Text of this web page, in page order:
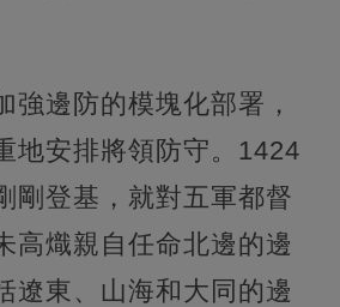
強邊防的模塊化部署，
地安排將領防守。1424
剛登基，就對五軍都督
高熾親自任命北邊的邊
遼東、山海和大同的邊